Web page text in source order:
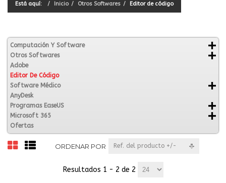
Está aquí: Inicio Otros Softwares Editor de código
Computación Y Software
Otros Softwares
Adobe
Editor De Código
Software Médico
AnyDesk
Programas EaseUS
Microsoft 365
Ofertas
ORDENAR POR Ref. del producto +/-
Resultados 1 - 2 de 2